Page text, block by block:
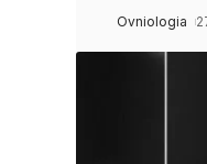
Ovniologia